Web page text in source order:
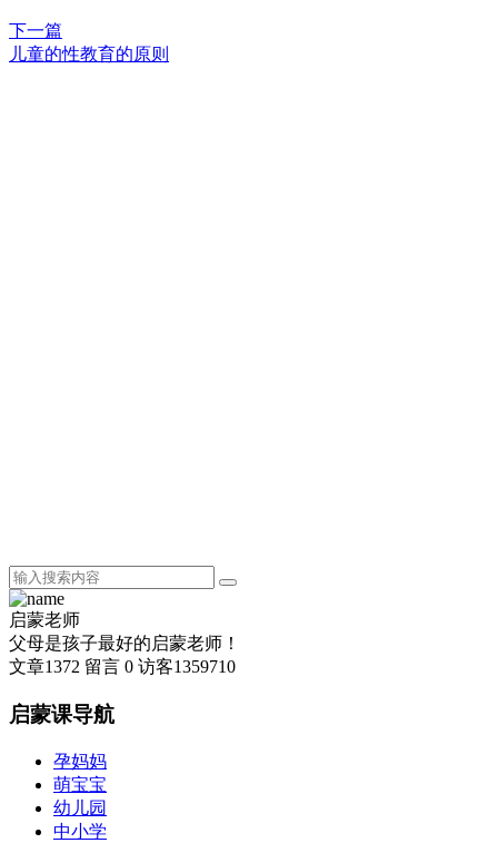
下一篇
儿童的性教育的原则
启蒙老师
父母是孩子最好的启蒙老师！
文章1372 留言 0 访客1359710
启蒙课导航
孕妈妈
萌宝宝
幼儿园
中小学